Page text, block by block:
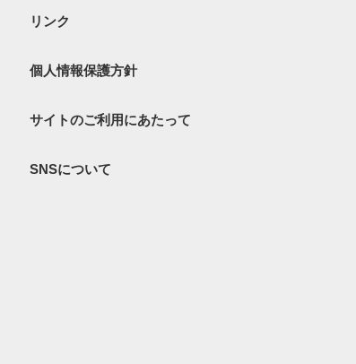
リンク
個人情報保護方針
サイトのご利用にあたって
SNSについて